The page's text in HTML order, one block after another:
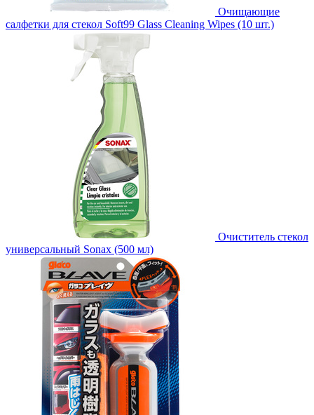
Очищающие
салфетки для стекол Soft99 Glass Cleaning Wipes (10 шт.)
Очиститель стекол
универсальный Sonax (500 мл)